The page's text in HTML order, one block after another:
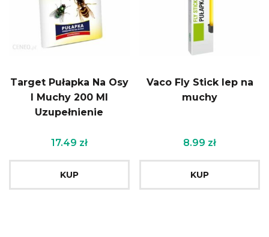
Target Pułapka Na Osy
I Muchy 200 Ml
Uzupełnienie
17.49 zł
KUP
Vaco Fly Stick lep na
muchy
8.99 zł
KUP